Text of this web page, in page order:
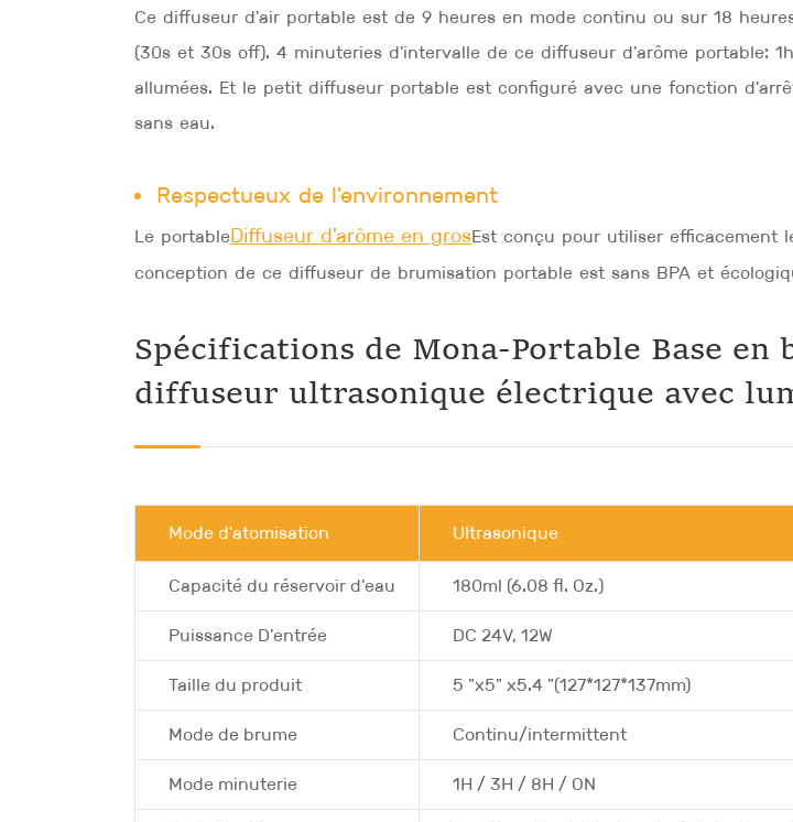
Ce diffuseur d'air portable est de 9 heures en mode continu ou sur 18
(30s et 30s off). 4 minuteries d'intervalle de ce diffuseur d'arôme portable:
allumées. Et le petit diffuseur portable est configuré avec une fonction
sans eau.
Respectueux de l'environnement
Le portableDiffuseur d'arôme en grosEst conçu pour utiliser efficacement
conception de ce diffuseur de brumisation portable est sans BPA et
Spécifications de Mona-Portable Base en
diffuseur ultrasonique électrique avec
Mode d'atomisation Ultrasonique
Capacité du réservoir d'eau 180ml (6.08 fl. Oz.)
Puissance D'entrée DC 24V, 12W
Taille du produit 5 "x5" x5.4 "(127*127*137mm)
Mode de brume Continu/intermittent
Mode minuterie 1H / 3H / 8H / ON